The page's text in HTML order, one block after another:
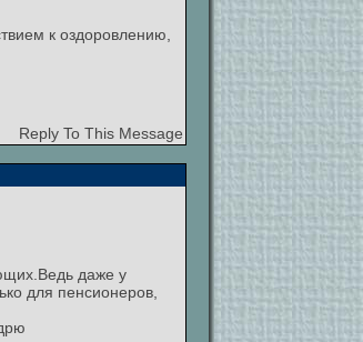
к оздоровлению,
Reply To This Message
даже у
для пенсионеров,